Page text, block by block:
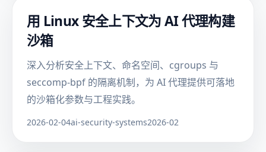
用 Linux 安全上下文为 AI 代理构建
沙箱
深入分析安全上下文、命名空间、cgroups 与
seccomp-bpf 的隔离机制，为 AI 代理提供可落地
的沙箱化参数与工程实践。
2026-02-04ai-security-systems2026-02